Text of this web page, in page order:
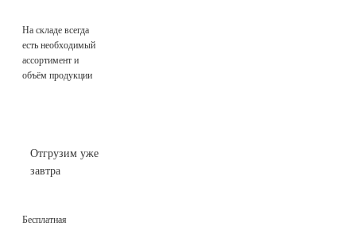
На складе всегда
есть необходимый
ассортимент и
объём продукции
Отгрузим уже
завтра
Бесплатная